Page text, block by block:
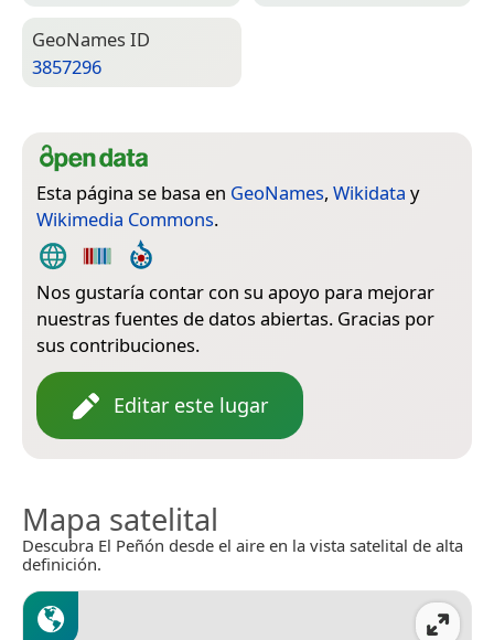
Geo­Names ID
3857296
Esta página se basa en GeoNames, Wikidata y
Wikimedia Commons.
Nos gustaría contar con su apoyo para mejorar
nuestras fuentes de datos abiertas. Gracias por
sus contribuciones.
Editar este lugar
Mapa satelital
Descubra El Peñón desde el aire en la vista satelital de alta
definición.